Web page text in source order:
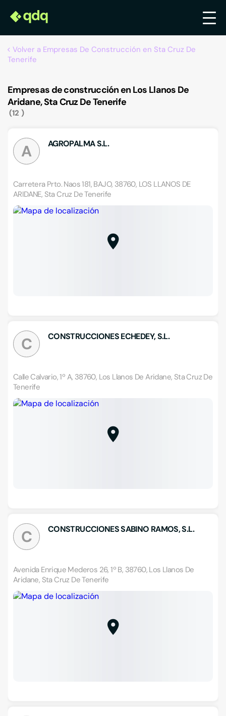
Volver a Empresas De Construcción en Sta Cruz De
Tenerife
Empresas de construcción en Los Llanos De
Aridane, Sta Cruz De Tenerife
12
A AGROPALMA S.L.
Carretera Prto. Naos 181, BAJO, 38760, LOS LLANOS DE
ARIDANE, Sta Cruz De Tenerife
C CONSTRUCCIONES ECHEDEY, S.L.
Calle Calvario, 1º A, 38760, Los Llanos De Aridane, Sta Cruz De
Tenerife
C CONSTRUCCIONES SABINO RAMOS, S.L.
Avenida Enrique Mederos 26, 1º B, 38760, Los Llanos De
Aridane, Sta Cruz De Tenerife